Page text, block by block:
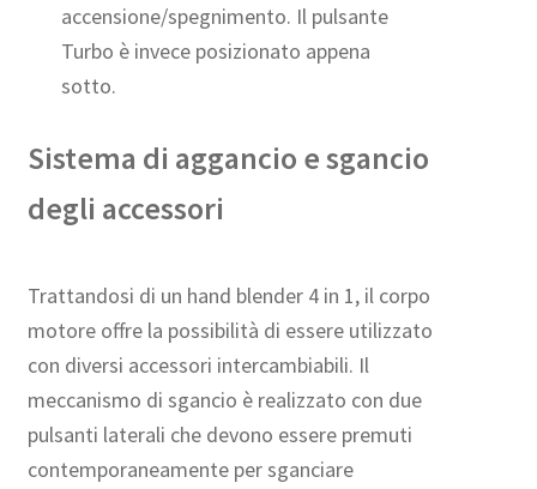
accensione/spegnimento. Il pulsante
Turbo è invece posizionato appena
sotto.
Sistema di aggancio e sgancio
degli accessori
Trattandosi di un hand blender 4 in 1, il corpo
motore offre la possibilità di essere utilizzato
con diversi accessori intercambiabili. Il
meccanismo di sgancio è realizzato con due
pulsanti laterali che devono essere premuti
contemporaneamente per sganciare